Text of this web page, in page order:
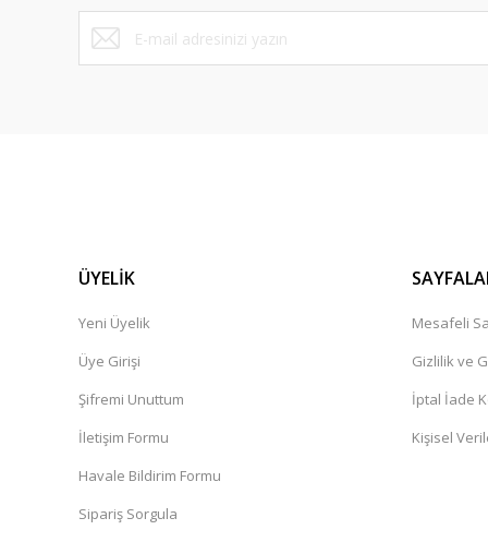
Bu ürüne benzer farklı alternatifler olmalı.
ÜYELİK
Yeni Üyelik
Üye Girişi
Şifremi Unuttum
İletişim Formu
Havale Bildirim Formu
Sipariş Sorgula
Mesafeli
Gizlilik ve
İptal İade
Kişisel